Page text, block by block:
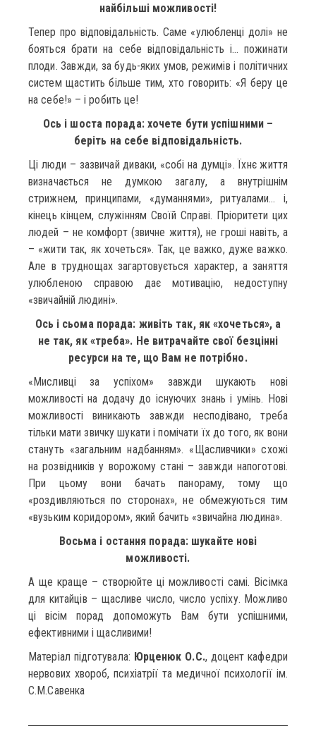
найбільші можливості!
Тепер про відповідальність. Саме «улюбленці долі» не
бояться брати на себе відповідальність і… пожинати
плоди. Завжди, за будь-яких умов, режимів і політичних
систем щастить більше тим, хто говорить: «Я беру це
на себе!» – і робить це!
Ось і шоста порада: хочете бути успішними –
беріть на себе відповідальність.
Ці люди – зазвичай диваки, «собі на думці». Їхнє життя
визначається не думкою загалу, а внутрішнім
стрижнем, принципами, «думаннями», ритуалами… і,
кінець кінцем, служінням Своїй Справі. Пріоритети цих
людей – не комфорт (звичне життя), не гроші навіть, а
– «жити так, як хочеться». Так, це важко, дуже важко.
Але в труднощах загартовується характер, а заняття
улюбленою справою дає мотивацію, недоступну
«звичайній людині».
Ось і сьома порада: живіть так, як «хочеться», а
не так, як «треба». Не витрачайте свої безцінні
ресурси на те, що Вам не потрібно.
«Мисливці за успіхом» завжди шукають нові
можливості на додачу до існуючих знань і умінь. Нові
можливості виникають завжди несподівано, треба
тільки мати звичку шукати і помічати їх до того, як вони
стануть «загальним надбанням». «Щасливчики» схожі
на розвідників у ворожому стані – завжди напоготові.
При цьому вони бачать панораму, тому що
«роздивляються по сторонах», не обмежуються тим
«вузьким коридором», який бачить «звичайна людина».
Восьма і остання порада: шукайте нові
можливості.
А ще краще – створюйте ці можливості самі. Вісімка
для китайців – щасливе число, число успіху. Можливо
ці вісім порад допоможуть Вам бути успішними,
ефективними і щасливими!
Матеріал підготувала: Юрценюк О.С., доцент кафедри
нервових хвороб, психіатрії та медичної психології ім.
С.М.Савенка